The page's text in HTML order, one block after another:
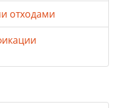
отходами